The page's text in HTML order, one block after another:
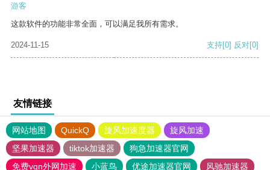
游客
这款软件的功能非常全面，可以满足我所有需求。
2024-11-15 支持[0] 反对[0]
友情链接
网站地图 QuickQ 旋风加速度器
旋风加速
坚果加速器
tiktok加速器
狗急加速器官网
免费vqn外网加速
小蓝鸟 优途加速器官网
风驰加速器